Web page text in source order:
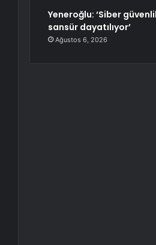
Yeneroğlu: ‘Siber
sansür dayatılıyor’
Ağustos 6, 2026